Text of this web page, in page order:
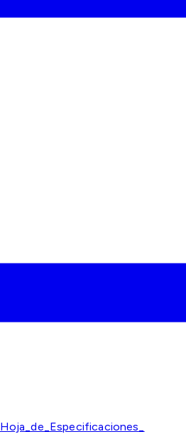
Hoja_de_Especificaciones_